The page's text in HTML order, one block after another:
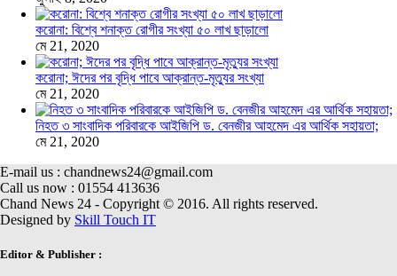
করোনা: বিশ্বে শনাক্ত রোগীর সংখ্যা ৫০ লাখ ছাড়ালো
মে 21, 2020
করোনা; ঈদের পর বৃদ্ধি পাবে আক্রান্ত-মৃত্যুর সংখ্যা
মে 21, 2020
নিহত ৩ সাংবাদিক পরিবারকে আইজিপি ড. বেনজীর আহমেদ এর আর্থিক সহায়তা;
মে 21, 2020
E-mail us : chandnews24@gmail.com
Call us now : 01554 413636
Chand News 24 - Copyright © 2016. All rights reserved.
Designed by Skill Touch IT
Editor & Publisher :